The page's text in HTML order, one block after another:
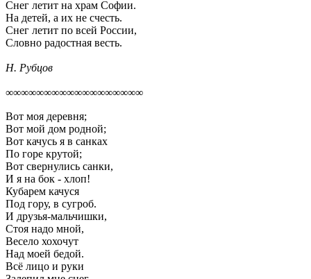
Снег летит на храм Софии.
На детей, а их не счесть.
Снег летит по всей России,
Словно радостная весть.
Н. Рубцов
∞∞∞∞∞∞∞∞∞∞∞∞∞∞∞∞∞∞
Вот моя деревня;
Вот мой дом родной;
Вот качусь я в санках
По горе крутой;
Вот свернулись санки,
И я на бок - хлоп!
Кубарем качуся
Под гору, в сугроб.
И друзья-мальчишки,
Стоя надо мной,
Весело хохочут
Над моей бедой.
Всё лицо и руки